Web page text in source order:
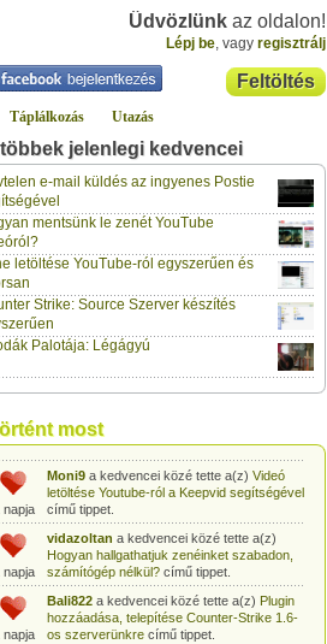
Üdvözlünk az oldalon!
Lépj be, vagy regisztrálj
Feltöltés
Táplálkozás Utazás
jelenlegi kedvencei
e-mail küldés az ingyenes Postie
mentsünk le zenét YouTube
letöltése YouTube-ról egyszerűen és
Strike: Source Szerver készítés
Palotája: Légágyú
most
napja
gabor733
Leopárdgekkó-etetés egyszerű csipesszel
című tippet.
napja
gabor733a kedvencei közé tette a(z)
című tippet.
gabor733
Hogyan készítsünk fűszeres-paradicsomos
pennét?
című tippet.
1 napja
1 napja
gabor733a kedvencei közé tette a(z)
Babakonyha - Alma-banán püré készítése
egyszerűencímű tippet.
1 napja
Moni9a kedvencei közé tette a(z)
letöltése Youtube-ról a Keepvid segítségével
című tippet.
1 napja
vidazoltana kedvencei közé tette a(z)
Hogyan hallgathatjuk zenéinket szabadon,
számítógép nélkül?című tippet.
Bali822a kedvencei közé tette a(z)